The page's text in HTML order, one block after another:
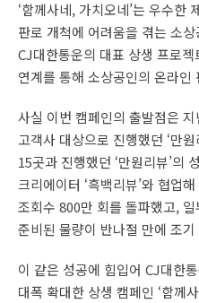
‘함께사네, 가치오네’는 우수한
판로 개척에 어려움을 겪는 소
CJ대한통운의 대표 상생 프로
연계를 통해 소상공인의 온라인
사실 이번 캠페인의 출발점은
고객사 대상으로 진행했던 ‘만
15곳과 진행했던 ‘만원리뷰’의
크리에이터 ‘흑백리뷰’와 협업
조회수 800만 회를 돌파했고,
준비된 물량이 반나절 만에 조
이 같은 성공에 힘입어 CJ대한
대폭 확대한 상생 캠페인 ‘함께